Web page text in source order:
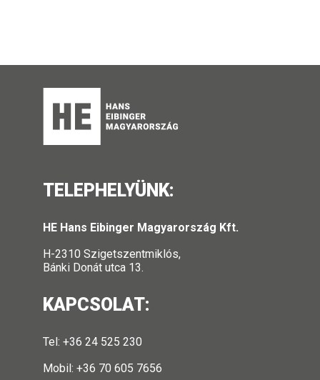
TELEPHELYÜNK:
HE Hans Eibinger Magyarország Kft.
H-2310 Szigetszentmiklós,
Bánki Donát utca 13.
KAPCSOLAT:
Tel: +36 24 525 230
Mobil: +36 70 605 7656